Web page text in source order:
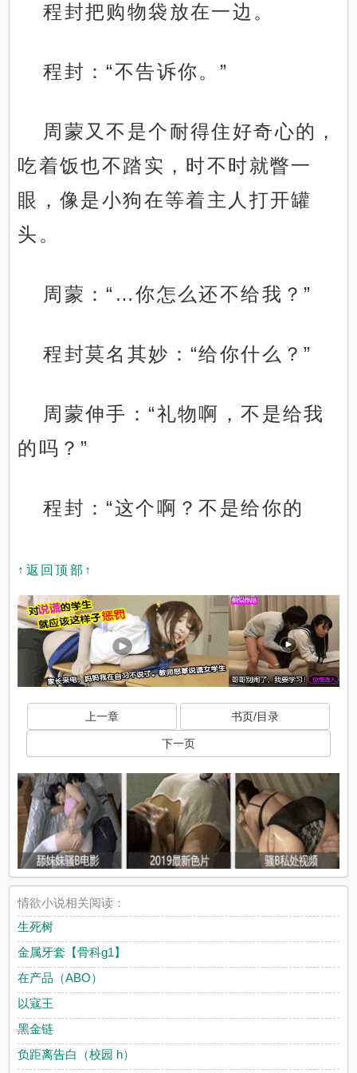
程封把购物袋放在一边。
程封：“不告诉你。”
周蒙又不是个耐得住好奇心的，
吃着饭也不踏实，时不时就瞥一
眼，像是小狗在等着主人打开罐
头。
周蒙：“…你怎么还不给我？”
程封莫名其妙：“给你什么？”
周蒙伸手：“礼物啊，不是给我
的吗？”
程封：“这个啊？不是给你的
↑返回顶部↑
上一章 书页/目录
下一页
情欲小说相关阅读：
生死树
金属牙套【骨科g1】
在产品（ABO）
以寇王
黑金链
负距离告白（校园 h）